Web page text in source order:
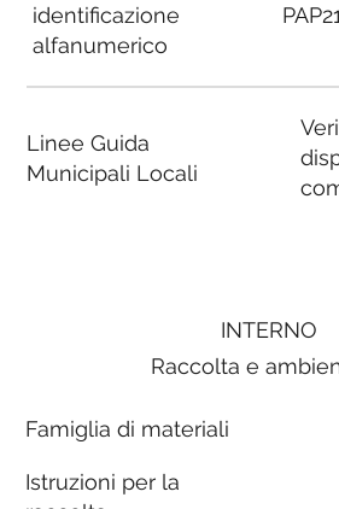
identificazione
alfanumerico
Linee Guida
Municipali Locali
INTERNO
Raccolta e
Famiglia di materiali
Istruzioni per la